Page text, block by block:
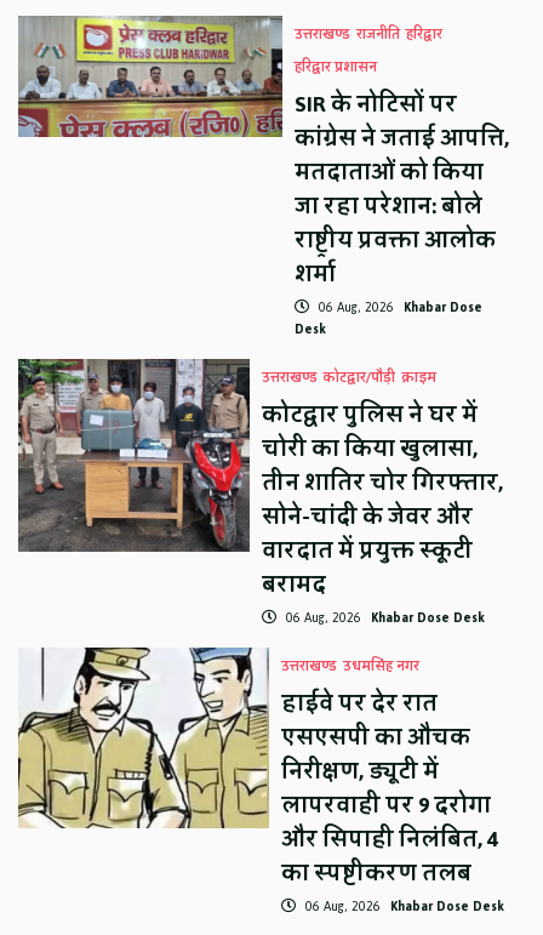
उत्तराखण्ड राजनीति हरिद्वार
हरिद्वार प्रशासन
SIR के नोटिसों पर
कांग्रेस ने जताई आपत्ति,
मतदाताओं को किया
जा रहा परेशान: बोले
राष्ट्रीय प्रवक्ता आलोक
शर्मा
06 Aug, 2026 Khabar Dose
Desk
उत्तराखण्ड कोटद्वार/पौड़ी क्राइम
कोटद्वार पुलिस ने घर में
चोरी का किया खुलासा,
तीन शातिर चोर गिरफ्तार,
सोने-चांदी के जेवर और
वारदात में प्रयुक्त स्कूटी
बरामद
06 Aug, 2026 Khabar Dose Desk
उत्तराखण्ड उधमसिंह नगर
हाईवे पर देर रात
एसएसपी का औचक
निरीक्षण, ड्यूटी में
लापरवाही पर 9 दरोगा
और सिपाही निलंबित, 4
का स्पष्टीकरण तलब
06 Aug, 2026 Khabar Dose Desk